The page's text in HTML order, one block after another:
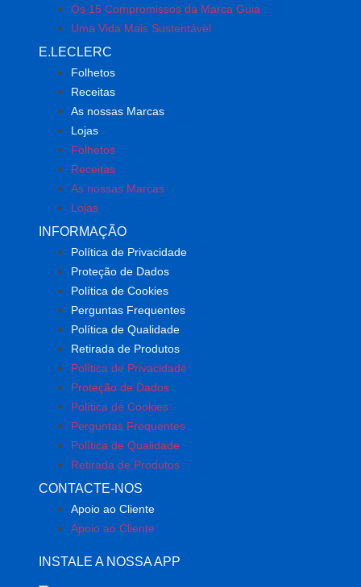
Os 15 Compromissos da Marca Guia
Uma Vida Mais Sustentável
E.LECLERC
Folhetos
Receitas
As nossas Marcas
Lojas
Folhetos
Receitas
As nossas Marcas
Lojas
INFORMAÇÃO
Política de Privacidade
Proteção de Dados
Política de Cookies
Perguntas Frequentes
Política de Qualidade
Retirada de Produtos
Política de Privacidade
Proteção de Dados
Política de Cookies
Perguntas Frequentes
Política de Qualidade
Retirada de Produtos
CONTACTE-NOS
Apoio ao Cliente
Apoio ao Cliente
INSTALE A NOSSA APP